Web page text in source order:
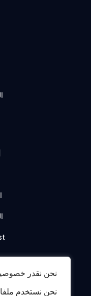
نحن نقدر
نحن نستخدم